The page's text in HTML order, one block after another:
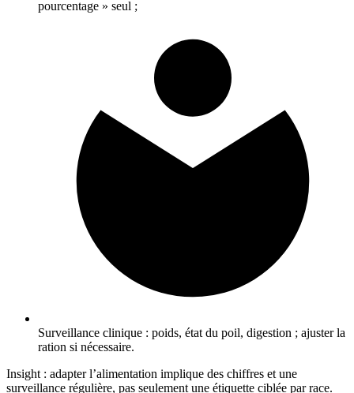
pourcentage » seul ;
Surveillance clinique : poids, état du poil, digestion ; ajuster la
ration si nécessaire.
Insight : adapter l’alimentation implique des chiffres et une
surveillance régulière, pas seulement une étiquette ciblée par race.